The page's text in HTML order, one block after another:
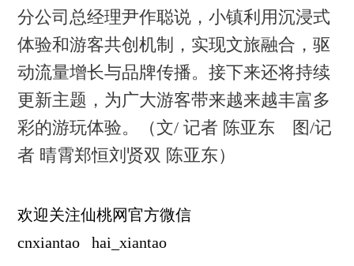
分公司总经理尹作聪说，小镇利用沉浸式
体验和游客共创机制，实现文旅融合，驱
动流量增长与品牌传播。接下来还将持续
更新主题，为广大游客带来越来越丰富多
彩的游玩体验。（文/ 记者 陈亚东 图/记
者 晴霄郑恒刘贤双 陈亚东）
欢迎关注仙桃网官方微信
cnxiantao hai_xiantao